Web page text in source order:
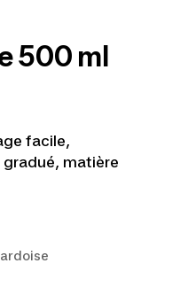
500 ml
facile,
matière